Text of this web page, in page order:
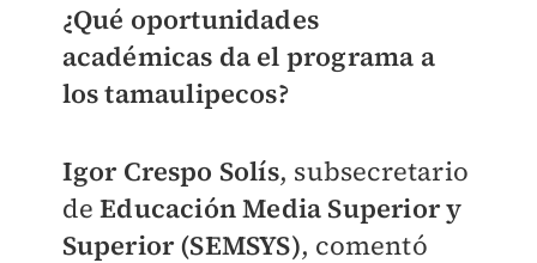
¿Qué oportunidades
académicas da el programa a
los tamaulipecos?
Igor Crespo Solís, subsecretario
deEducación Media Superior y
Superior (SEMSYS), comentó